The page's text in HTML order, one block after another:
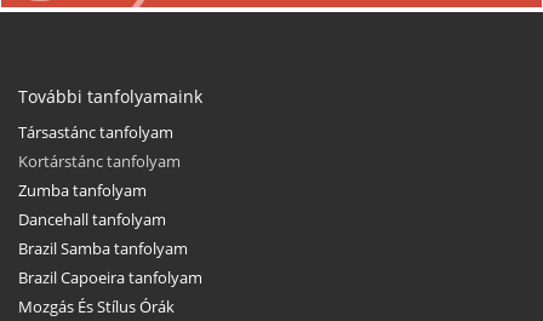
További tanfolyamaink
Társastánc tanfolyam
Kortárstánc tanfolyam
Zumba tanfolyam
Dancehall tanfolyam
Brazil Samba tanfolyam
Brazil Capoeira tanfolyam
Mozgás És Stílus Órák